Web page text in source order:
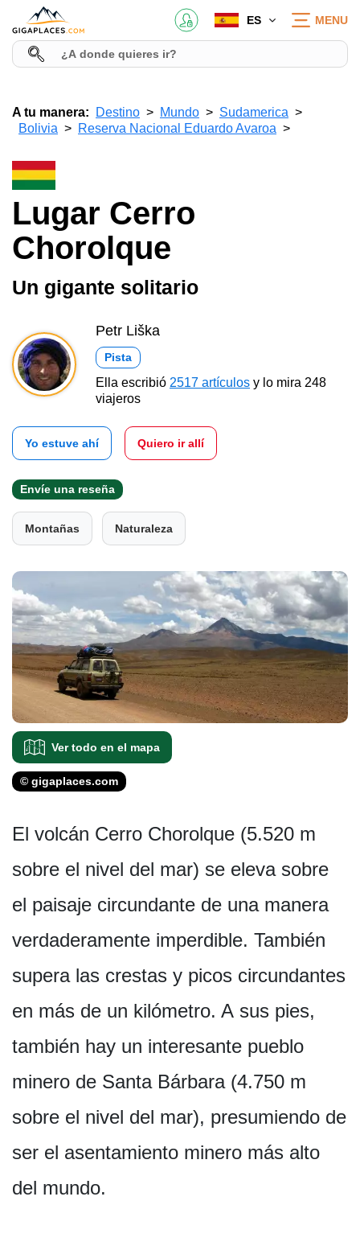
ES MENU
A tu manera: Destino Mundo
Sudamerica
Bolivia
Reserva Nacional Eduardo Avaroa
Lugar Cerro
Chorolque
Un gigante solitario
Petr Liška
Pista
Ella escribió 2517 artículos y lo mira 248
viajeros
Yo estuve ahí Quiero ir allí
Envíe una reseña
Montañas Naturaleza
Ver todo en el mapa
© gigaplaces.com
El volcán Cerro Chorolque (5.520 m
sobre el nivel del mar) se eleva sobre
el paisaje circundante de una manera
verdaderamente imperdible. También
supera las crestas y picos circundantes
en más de un kilómetro. A sus pies,
también hay un interesante pueblo
minero de Santa Bárbara (4.750 m
sobre el nivel del mar), presumiendo de
ser el asentamiento minero más alto
del mundo.